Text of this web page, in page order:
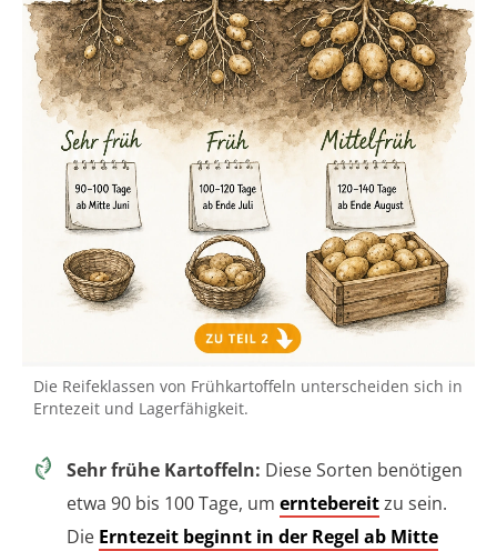
Die Reifeklassen von Frühkartoffeln unterscheiden sich in
Erntezeit und Lagerfähigkeit.
Sehr frühe Kartoffeln: Diese Sorten benötigen
etwa 90 bis 100 Tage, um erntebereitzu sein.
Die Erntezeit beginnt in der Regel ab Mitte